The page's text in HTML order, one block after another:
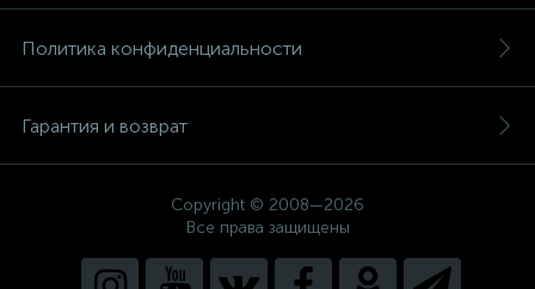
Политика конфиденциальности
Гарантия и возврат
Copyright © 2008—2026
Все права защищены